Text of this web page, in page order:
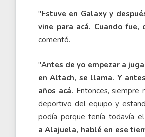
"Estuve en Galaxy y
vine para acá. Cuando
comentó.
"Antes de yo empezar a
en Altach, se llama. Y
años acá. Entonces,
deportivo del equipo y
podía porque tenía todavía
a Alajuela, hablé en ese